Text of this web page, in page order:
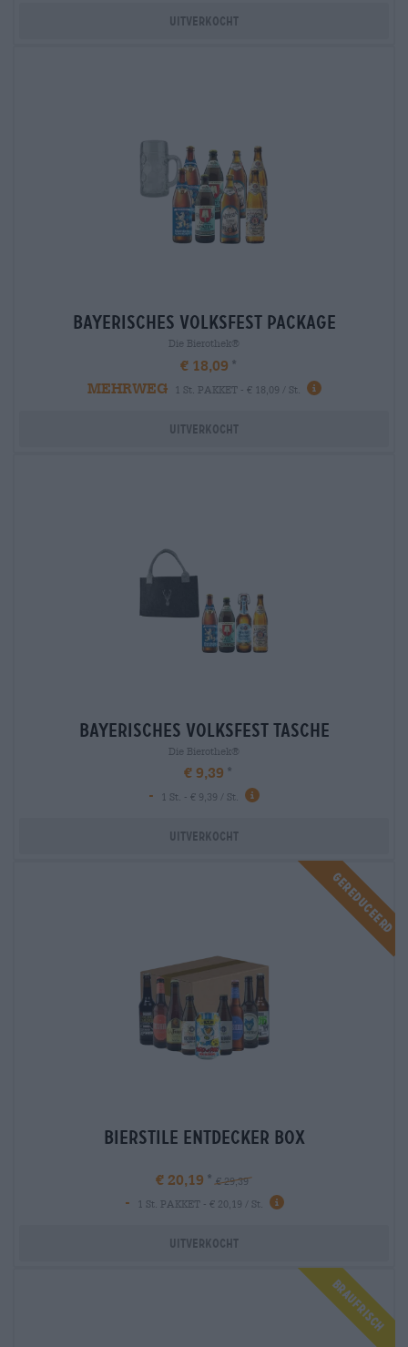
Uitverkocht
bayerisches volksfest package
Die Bierothek®
€ 18,09
MEHRWEG
1 St. PAKKET - € 18,09 / St.
Uitverkocht
bayerisches volksfest tasche
Die Bierothek®
€ 9,39
-
1 St. - € 9,39 / St.
Uitverkocht
Gereduceerd
bierstile entdecker box
€ 20,19 € 29,39
- 1 St. PAKKET - € 20,19 / St.
Uitverkocht
Braufrisch